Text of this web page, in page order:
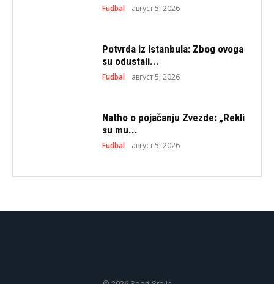
Fudbal август 5, 2026
Potvrda iz Istanbula: Zbog ovoga
su odustali...
Fudbal август 5, 2026
Natho o pojačanju Zvezde: „Rekli
su mu...
Fudbal август 5, 2026